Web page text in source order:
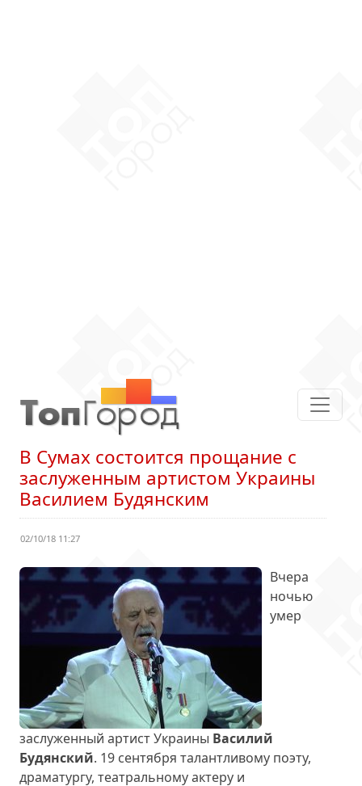
В Сумах состоится прощание с
заслуженным артистом Украины
Василием Будянским
02/10/18 11:27
Вчера
ночью
умер
заслуженный артист Украины Василий
Будянский. 19 сентября талантливому поэту,
драматургу, театральному актеру и